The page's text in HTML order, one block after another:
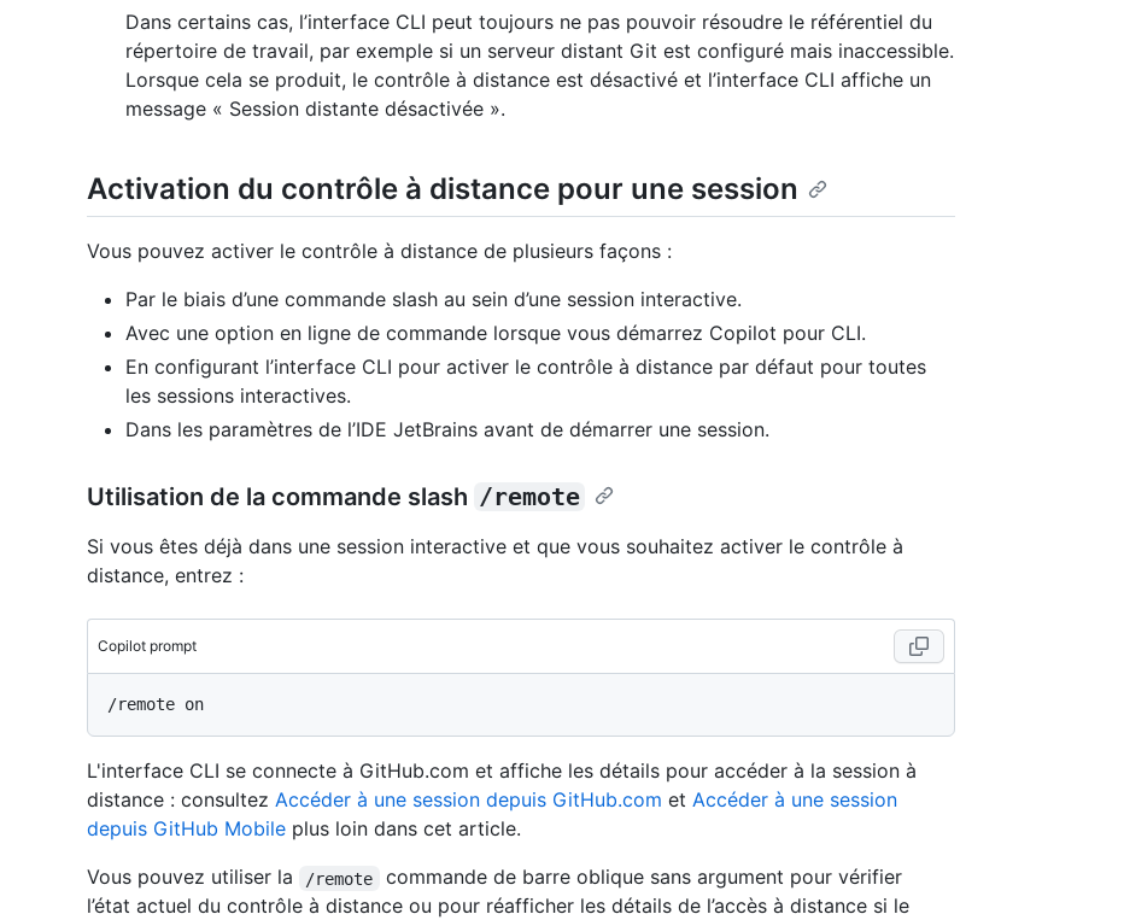
Dans certains cas, l’interface CLI peut toujours ne pas pouvoir résoudre le référentiel du
répertoire de travail, par exemple si un serveur distant Git est configuré mais inaccessible.
Lorsque cela se produit, le contrôle à distance est désactivé et l’interface CLI affiche un
message « Session distante désactivée ».
Activation du contrôle à distance pour une session
Vous pouvez activer le contrôle à distance de plusieurs façons :
Par le biais d’une commande slash au sein d’une session interactive.
Avec une option en ligne de commande lorsque vous démarrez Copilot pour CLI.
En configurant l’interface CLI pour activer le contrôle à distance par défaut pour toutes
les sessions interactives.
Dans les paramètres de l’IDE JetBrains avant de démarrer une session.
Utilisation de la commande slash /remote
Si vous êtes déjà dans une session interactive et que vous souhaitez activer le contrôle à
distance, entrez :
Copilot prompt
L'interface CLI se connecte à GitHub.com et affiche les détails pour accéder à la session à
distance : consultez Accéder à une session depuis GitHub.com et Accéder à une session
depuis GitHub Mobile plus loin dans cet article.
Vous pouvez utiliser la
/remote
commande de barre oblique sans argument pour vérifier
l’état actuel du contrôle à distance ou pour réafficher les détails de l’accès à distance si le